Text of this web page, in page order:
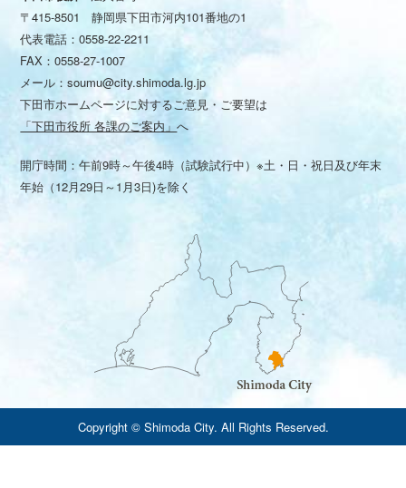
〒415-8501 静岡県下田市河内101番地の1
代表電話：0558-22-2211
FAX：0558-27-1007
メール：soumu@city.shimoda.lg.jp
下田市ホームページに対するご意見・ご要望は
「下田市役所 各課のご案内」へ
開庁時間：午前9時～午後4時（試験試行中）※土・日・祝日及び年末
年始（12月29日～1月3日)を除く
Copyright © Shimoda City. All Rights Reserved.